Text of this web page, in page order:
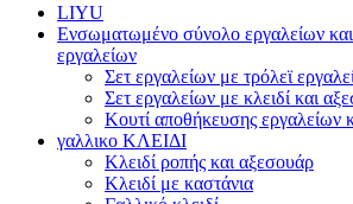
LIYU
Ενσωματωμένο σύνολο εργαλείων
εργαλείων
Σετ εργαλείων με τρόλεϊ
Σετ εργαλείων με κλειδί και
Κουτί αποθήκευσης εργαλείων
γαλλικο ΚΛΕΙΔΙ
Κλειδί ροπής και αξεσουάρ
Κλειδί με καστάνια